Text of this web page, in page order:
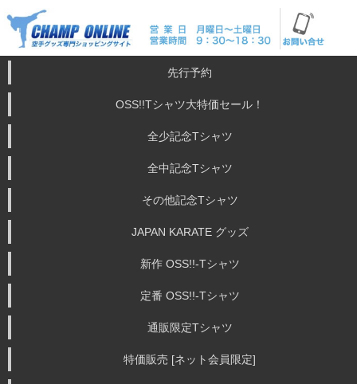
先行予約
OSS!!Tシャツ大特価セール！
全少記念Tシャツ
全中記念Tシャツ
その他記念Tシャツ
JAPAN KARATE グッズ
新作 OSS!!-Tシャツ
定番 OSS!!-Tシャツ
通販限定Tシャツ
特価販売 [ネット会員限定]